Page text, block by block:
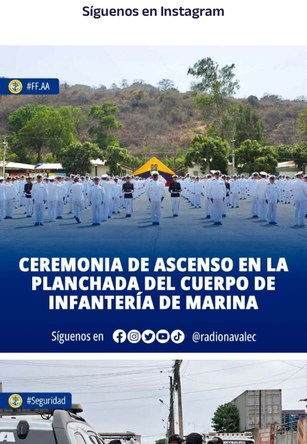
Síguenos en Instagram